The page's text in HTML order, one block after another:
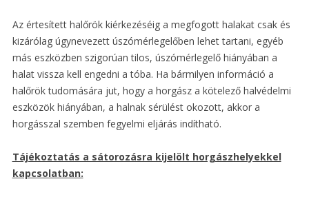
Az értesített halőrök kiérkezéséig a megfogott halakat csak és
kizárólag úgynevezett úszómérlegelőben lehet tartani, egyéb
más eszközben szigorúan tilos, úszómérlegelő hiányában a
halat vissza kell engedni a tóba. Ha bármilyen információ a
halőrök tudomására jut, hogy a horgász a kötelező halvédelmi
eszközök hiányában, a halnak sérülést okozott, akkor a
horgásszal szemben fegyelmi eljárás indítható.
Tájékoztatás a sátorozásra kijelölt horgászhelyekkel
kapcsolatban: